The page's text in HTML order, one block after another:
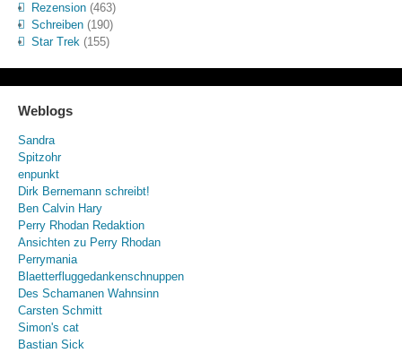
Rezension(463)
Schreiben(190)
Star Trek(155)
Weblogs
Sandra
Spitzohr
enpunkt
Dirk Bernemann schreibt!
Ben Calvin Hary
Perry Rhodan Redaktion
Ansichten zu Perry Rhodan
Perrymania
Blaetterfluggedankenschnuppen
Des Schamanen Wahnsinn
Carsten Schmitt
Simon's cat
Bastian Sick